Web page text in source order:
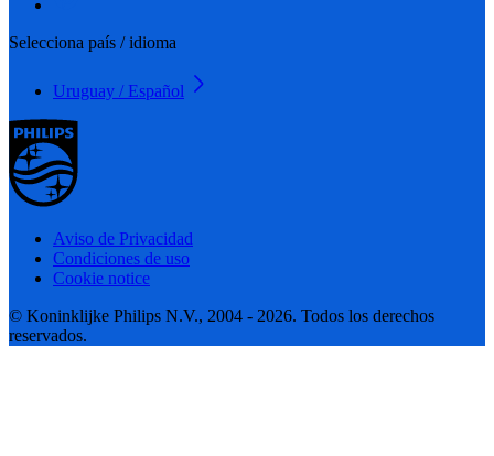
Selecciona país / idioma
Uruguay / Español
Aviso de Privacidad
Condiciones de uso
Cookie notice
© Koninklijke Philips N.V., 2004 - 2026. Todos los derechos
reservados.